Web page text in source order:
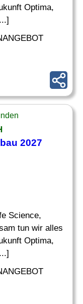
Optima,
2027
Science,
tun wir alles
Optima,